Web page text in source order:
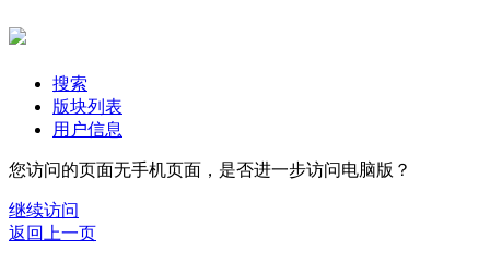
搜索
版块列表
用户信息
您访问的页面无手机页面，是否进一步访问电脑版？
继续访问
返回上一页